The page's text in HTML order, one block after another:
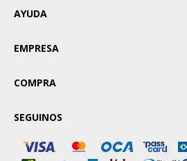
AYUDA
EMPRESA
COMPRA
SEGUINOS